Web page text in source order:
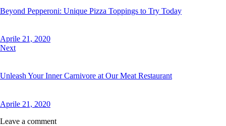
Beyond Pepperoni: Unique Pizza Toppings to Try Today
Aprile 21, 2020
Next
Unleash Your Inner Carnivore at Our Meat Restaurant
Aprile 21, 2020
Leave a comment